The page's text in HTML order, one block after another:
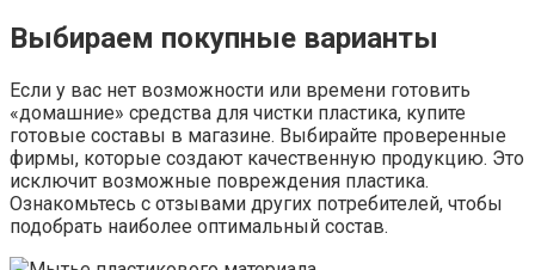
Выбираем покупные варианты
Если у вас нет возможности или времени готовить
«домашние» средства для чистки пластика, купите
готовые составы в магазине. Выбирайте проверенные
фирмы, которые создают качественную продукцию. Это
исключит возможные повреждения пластика.
Ознакомьтесь с отзывами других потребителей, чтобы
подобрать наиболее оптимальный состав.